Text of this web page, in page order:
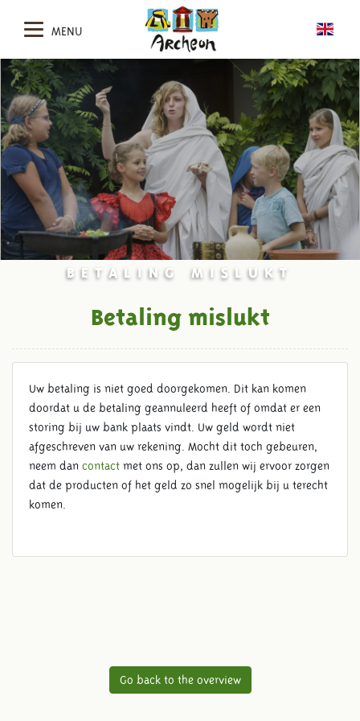
MENU
BETALING MISLUKT
Betaling mislukt
Uw betaling is niet goed doorgekomen. Dit kan komen
doordat u de betaling geannuleerd heeft of omdat er een
storing bij uw bank plaats vindt. Uw geld wordt niet
afgeschreven van uw rekening. Mocht dit toch gebeuren,
neem dan contact met ons op, dan zullen wij ervoor zorgen
dat de producten of het geld zo snel mogelijk bij u terecht
komen.
Go back to the overview